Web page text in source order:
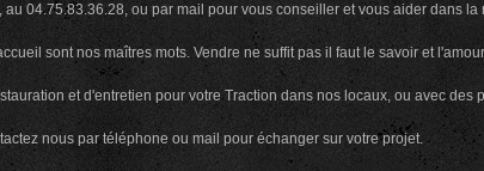
04.75.83.36.28, ou par mail pour vous conseiller et vous aider dans
sont nos maîtres mots. Vendre ne suffit pas il faut le savoir et
et d'entretien pour votre Traction dans nos locaux, ou avec des
nous par téléphone ou mail pour échanger sur votre projet.